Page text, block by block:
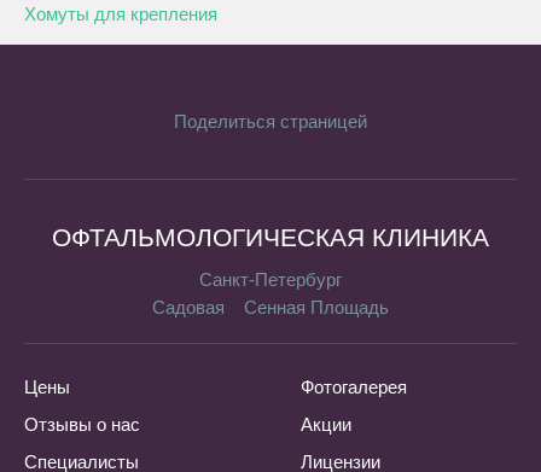
Хомуты для крепления
Поделиться страницей
ОФТАЛЬМОЛОГИЧЕСКАЯ КЛИНИКА
Санкт-Петербург
Садовая
Сенная Площадь
Цены
Отзывы о нас
Специалисты
Фотогалерея
Акции
Лицензии